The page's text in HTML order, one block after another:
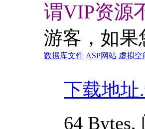
谓VIP资源
游客，如果
数据库文件 ASP网站 虚拟空
下载地址
64